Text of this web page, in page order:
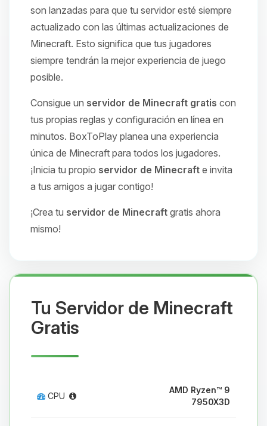
son lanzadas para que tu servidor esté siempre
actualizado con las últimas actualizaciones de
Minecraft. Esto significa que tus jugadores
siempre tendrán la mejor experiencia de juego
posible.
Consigue un servidor de Minecraft gratis con
tus propias reglas y configuración en línea en
minutos. BoxToPlay planea una experiencia
única de Minecraft para todos los jugadores.
¡Inicia tu propio servidor de Minecraft e invita
a tus amigos a jugar contigo!
¡Crea tu servidor de Minecraft gratis ahora
mismo!
Tu Servidor de Minecraft
Gratis
CPU
AMD Ryzen™ 9
7950X3D